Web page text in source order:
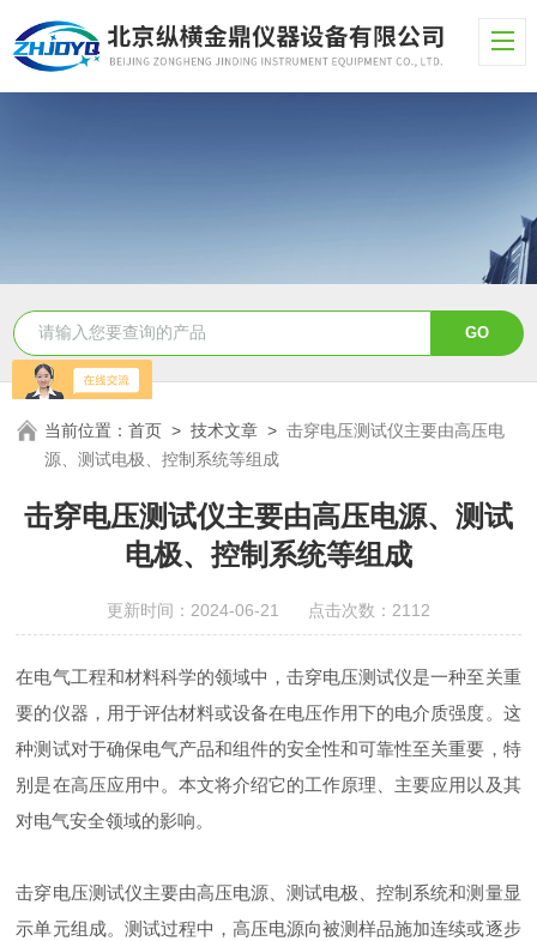
当前位置：首页 >技术文章 >击穿电压测试仪主要由高压电
源、测试电极、控制系统等组成
击穿电压测试仪主要由高压电源、测试
电极、控制系统等组成
更新时间：2024-06-21 点击次数：2112
在电气工程和材料科学的领域中，击穿电压测试仪是一种至关重
要的仪器，用于评估材料或设备在电压作用下的电介质强度。这
种测试对于确保电气产品和组件的安全性和可靠性至关重要，特
别是在高压应用中。本文将介绍它的工作原理、主要应用以及其
对电气安全领域的影响。
击穿电压测试仪主要由高压电源、测试电极、控制系统和测量显
示单元组成。测试过程中，高压电源向被测样品施加连续或逐步